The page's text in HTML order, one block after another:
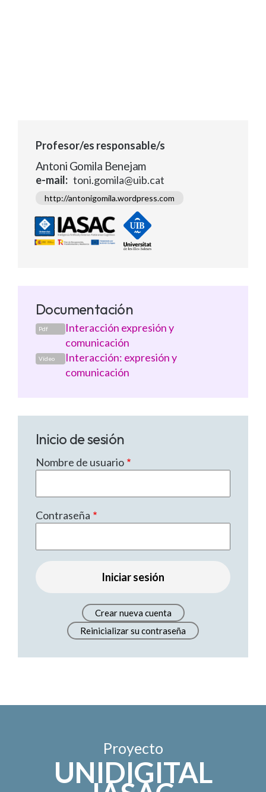
Profesor/es responsable/s
Antoni Gomila Benejam
e-mail toni.gomila@uib.cat
http://antonigomila.wordpress.com
Documentación
Pdf
Interacción expresión y
comunicación
Vídeo
Interacción: expresión y
comunicación
Inicio de sesión
Nombre de usuario
Contraseña
Crear nueva cuenta
Reinicializar su contraseña
Proyecto
UNIDIGITAL